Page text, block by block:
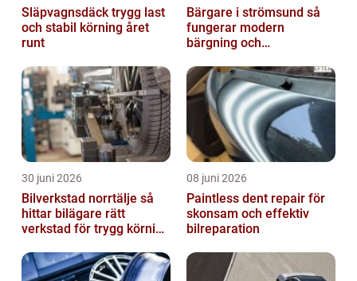
Släpvagnsdäck trygg last
och stabil körning året
runt
Bärgare i strömsund så
fungerar modern
bärgning och
30 juni 2026
Bilverkstad norrtälje så
hittar bilägare rätt
verkstad för trygg körning
08 juni 2026
Paintless dent repair för
skonsam och effektiv
bilreparation